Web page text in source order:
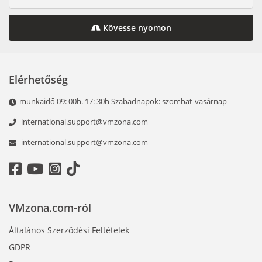
Kövesse nyomon
Elérhetőség
munkaidő 09: 00h. 17: 30h Szabadnapok: szombat-vasárnap
international.support@vmzona.com
international.support@vmzona.com
VMzona.com-ról
Általános Szerződési Feltételek
GDPR